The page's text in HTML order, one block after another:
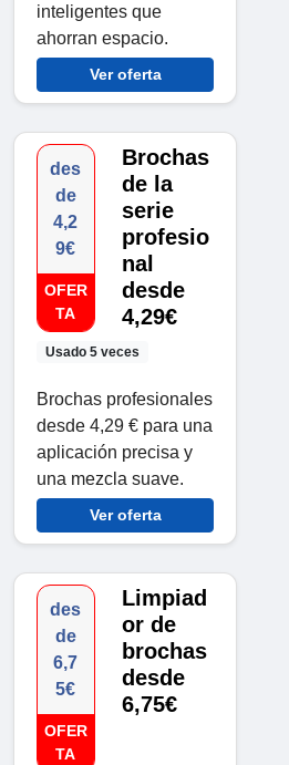
inteligentes que
ahorran espacio.
Ver oferta
des
de
4,2
9€
OFER
TA
Usado 5 veces
Brochas
de la
serie
profesio
nal
desde
4,29€
Brochas profesionales
desde 4,29 € para una
aplicación precisa y
una mezcla suave.
Ver oferta
des
de
6,7
5€
OFER
TA
Limpiad
or de
brochas
desde
6,75€